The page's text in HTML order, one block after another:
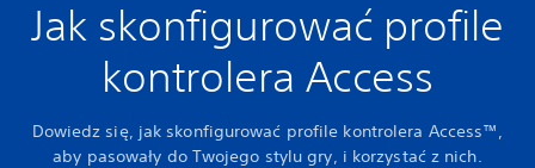
Jak skonfigurować profile
kontrolera Access
Dowiedz się, jak skonfigurować profile kontrolera Access™,
aby pasowały do Twojego stylu gry, i korzystać z nich.